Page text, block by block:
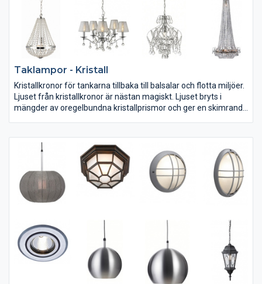
Taklampor - Kristall
Kristallkronor för tankarna tillbaka till balsalar och flotta miljöer.
Ljuset från kristallkronor är nästan magiskt. Ljuset bryts i
mängder av oregelbundna kristallprismor och ger en skimrande
blir mysfaktorn stor.